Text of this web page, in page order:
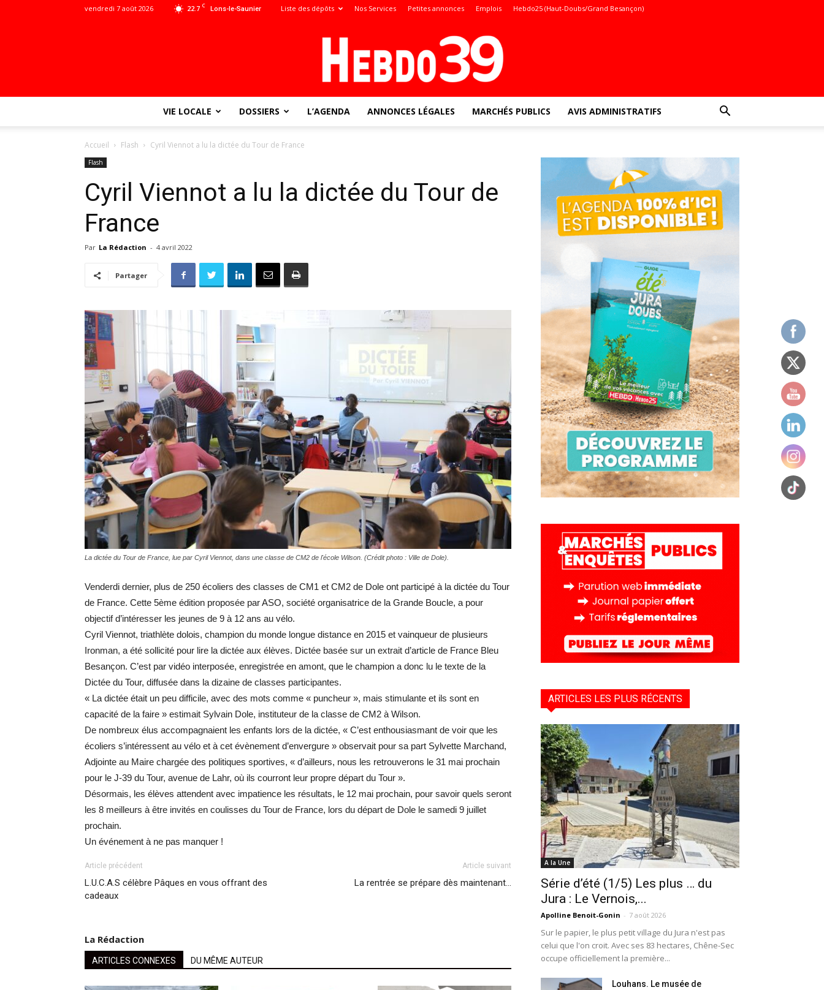
22.7 C Lons-le-Saunier
vendredi 7 août 2026 Liste des dépôts Nos Services Petites annonces Emplois Hebdo25 (Haut-Doubs/Grand Besançon)
l'info
locale
–
Hebdo39
VIE LOCALE DOSSIERS L’AGENDA ANNONCES LÉGALES MARCHÉS PUBLICS AVIS ADMINISTRATIFS
Accueil Flash Cyril Viennot a lu la dictée du Tour de France
Flash
Cyril Viennot a lu la dictée du Tour de
France
Par La Rédaction - 4 avril 2022
Partager
La dictée du Tour de France, lue par Cyril Viennot, dans une classe de CM2 de l'école Wilson. (Crédit photo : Ville de Dole).
Venderdi dernier, plus de 250 écoliers des classes de CM1 et CM2 de Dole ont participé à la dictée du Tour
de France. Cette 5ème édition proposée par ASO, société organisatrice de la Grande Boucle, a pour
objectif d’intéresser les jeunes de 9 à 12 ans au vélo.
Cyril Viennot, triathlète dolois, champion du monde longue distance en 2015 et vainqueur de plusieurs
Ironman, a été sollicité pour lire la dictée aux élèves. Dictée basée sur un extrait d’article de France Bleu
Besançon. C’est par vidéo interposée, enregistrée en amont, que le champion a donc lu le texte de la
Dictée du Tour, diffusée dans la dizaine de classes participantes.
« La dictée était un peu difficile, avec des mots comme « puncheur », mais stimulante et ils sont en
capacité de la faire » estimait Sylvain Dole, instituteur de la classe de CM2 à Wilson.
De nombreux élus accompagnaient les enfants lors de la dictée, « C’est enthousiasmant de voir que les
écoliers s’intéressent au vélo et à cet évènement d’envergure » observait pour sa part Sylvette Marchand,
Adjointe au Maire chargée des politiques sportives, « d’ailleurs, nous les retrouverons le 31 mai prochain
pour le J-39 du Tour, avenue de Lahr, où ils courront leur propre départ du Tour ».
Désormais, les élèves attendent avec impatience les résultats, le 12 mai prochain, pour savoir quels seront
les 8 meilleurs à être invités en coulisses du Tour de France, lors du départ de Dole le samedi 9 juillet
prochain.
Un événement à ne pas manquer !
Article précédent
L.U.C.A.S célèbre Pâques en vous offrant des
cadeaux
Article suivant
La rentrée se prépare dès maintenant…
La Rédaction
ARTICLES CONNEXES DU MÊME AUTEUR
ARTICLES LES PLUS RÉCENTS
A la Une
Série d’été (1/5) Les plus … du
Jura : Le Vernois,...
Apolline Benoit-Gonin - 7 août 2026
Sur le papier, le plus petit village du Jura n'est pas
celui que l'on croit. Avec ses 83 hectares, Chêne-Sec
occupe officiellement la première...
Louhans. Le musée de